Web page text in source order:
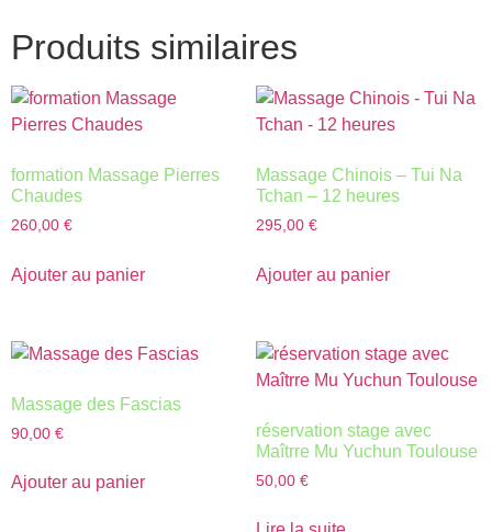
Produits similaires
formation Massage Pierres
Chaudes
260,00 €
Ajouter au panier
Massage Chinois – Tui Na
Tchan – 12 heures
295,00 €
Ajouter au panier
Massage des Fascias
90,00 €
Ajouter au panier
réservation stage avec
Maîtrre Mu Yuchun Toulouse
50,00 €